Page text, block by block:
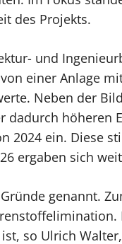
des Projekts.
und
einer Anlage
Neben der
dadurch höheren
2024 ein. Diese
ergaben sich
genannt.
so Ulrich